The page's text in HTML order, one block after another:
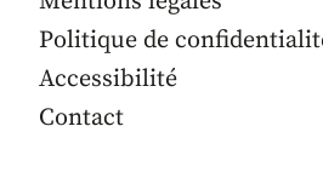
Politique de
Accessibilité
Contact